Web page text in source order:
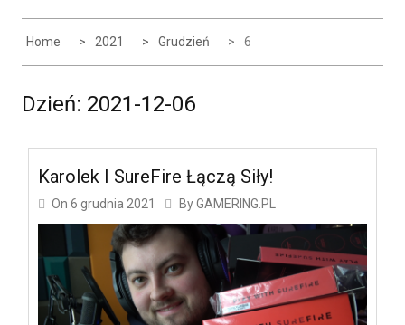
Home
2021 Grudzień 6
Dzień: 2021-12-06
Karolek I SureFire Łączą Siły!
On 6 grudnia 2021 ByGAMERING.PL